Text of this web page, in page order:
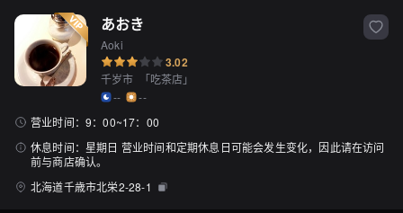
あおき
Aoki
3.02
千岁市 「吃茶店」
--
--
营业时间： 9：00~17：00
休息时间： 星期日 营业时间和定期休息日可能会发生变化，因此请在访问
前与商店确认。
北海道千歳市北栄2-28-1